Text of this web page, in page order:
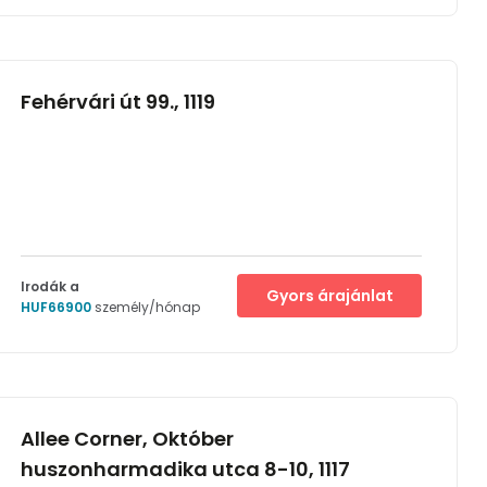
Fehérvári út 99., 1119
Irodák a
HUF66900 személy/hónap
Gyors árajánlat
Allee Corner, Október
huszonharmadika utca 8-10, 1117